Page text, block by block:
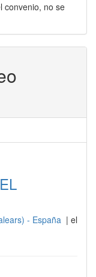
convenio, no se
- España | el